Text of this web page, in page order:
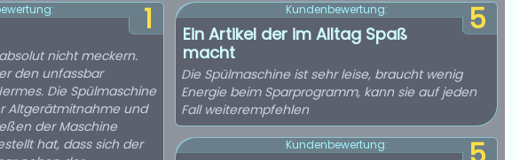
1
nicht meckern.
den unfassbar
Die Spülmaschine
Altgerätmitnahme und
der Maschine
hat, dass sich der
5
Kundenbewertung:
Ein Artikel der im Alltag Spaß
macht
Die Spülmaschine ist sehr leise, braucht wenig
Energie beim Sparprogramm, kann sie auf jeden
Fall weiterempfehlen
Kundenbewertung: